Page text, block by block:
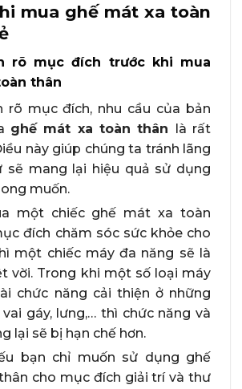
mua ghế mát xa toàn
rõ mục đích trước khi mua
thân
rõ mục đích, nhu cầu của bản
ghế mát xa toàn thân
là rất
này giúp chúng ta tránh lãng
sẽ mang lại hiệu quả sử dụng
muốn.
một chiếc ghế mát xa toàn
đích chăm sóc sức khỏe cho
một chiếc máy đa năng sẽ là
vời. Trong khi một số loại máy
chức năng cải thiện ở những
gáy, lưng,… thì chức năng và
lại sẽ bị hạn chế hơn.
bạn chỉ muốn sử dụng ghế
cho mục đích giải trí và thư